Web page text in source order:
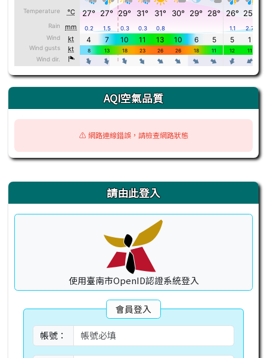
AQI空氣品質
⚠️ 網路連線錯誤，請檢查網路狀態
右邊區域內容 請由此登入
使用臺南市OpenID認證系統登入
會員登入
帳號：